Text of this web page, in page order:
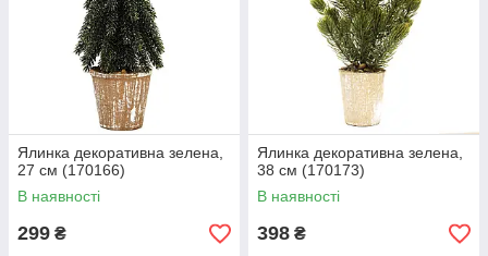
Ялинка декоративна зелена,
27 см (170166)
В наявності
299 ₴
Ялинка декоративна зелена,
38 см (170173)
В наявності
398 ₴